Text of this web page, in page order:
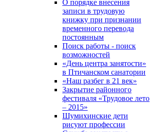
О порядке внесения
записи в трудовую
книжку при признании
временного перевода
постоянным
Поиск работы - поиск
возможностей
«День центра занятости»
в Птичанском санатории
«Наш разбег в 21 век»
Закрытие районного
фестиваля «Трудовое лето
– 2015»
Шумихинские дети
рисуют профессии